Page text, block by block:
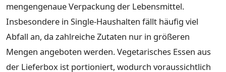
mengengenaue Verpackung der Lebensmittel.
Insbesondere in Single-Haushalten fällt häufig viel
Abfall an, da zahlreiche Zutaten nur in größeren
Mengen angeboten werden. Vegetarisches Essen aus
der Lieferbox ist portioniert, wodurch voraussichtlich